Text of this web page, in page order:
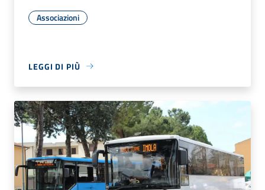
Associazioni
LEGGI DI PIÙ